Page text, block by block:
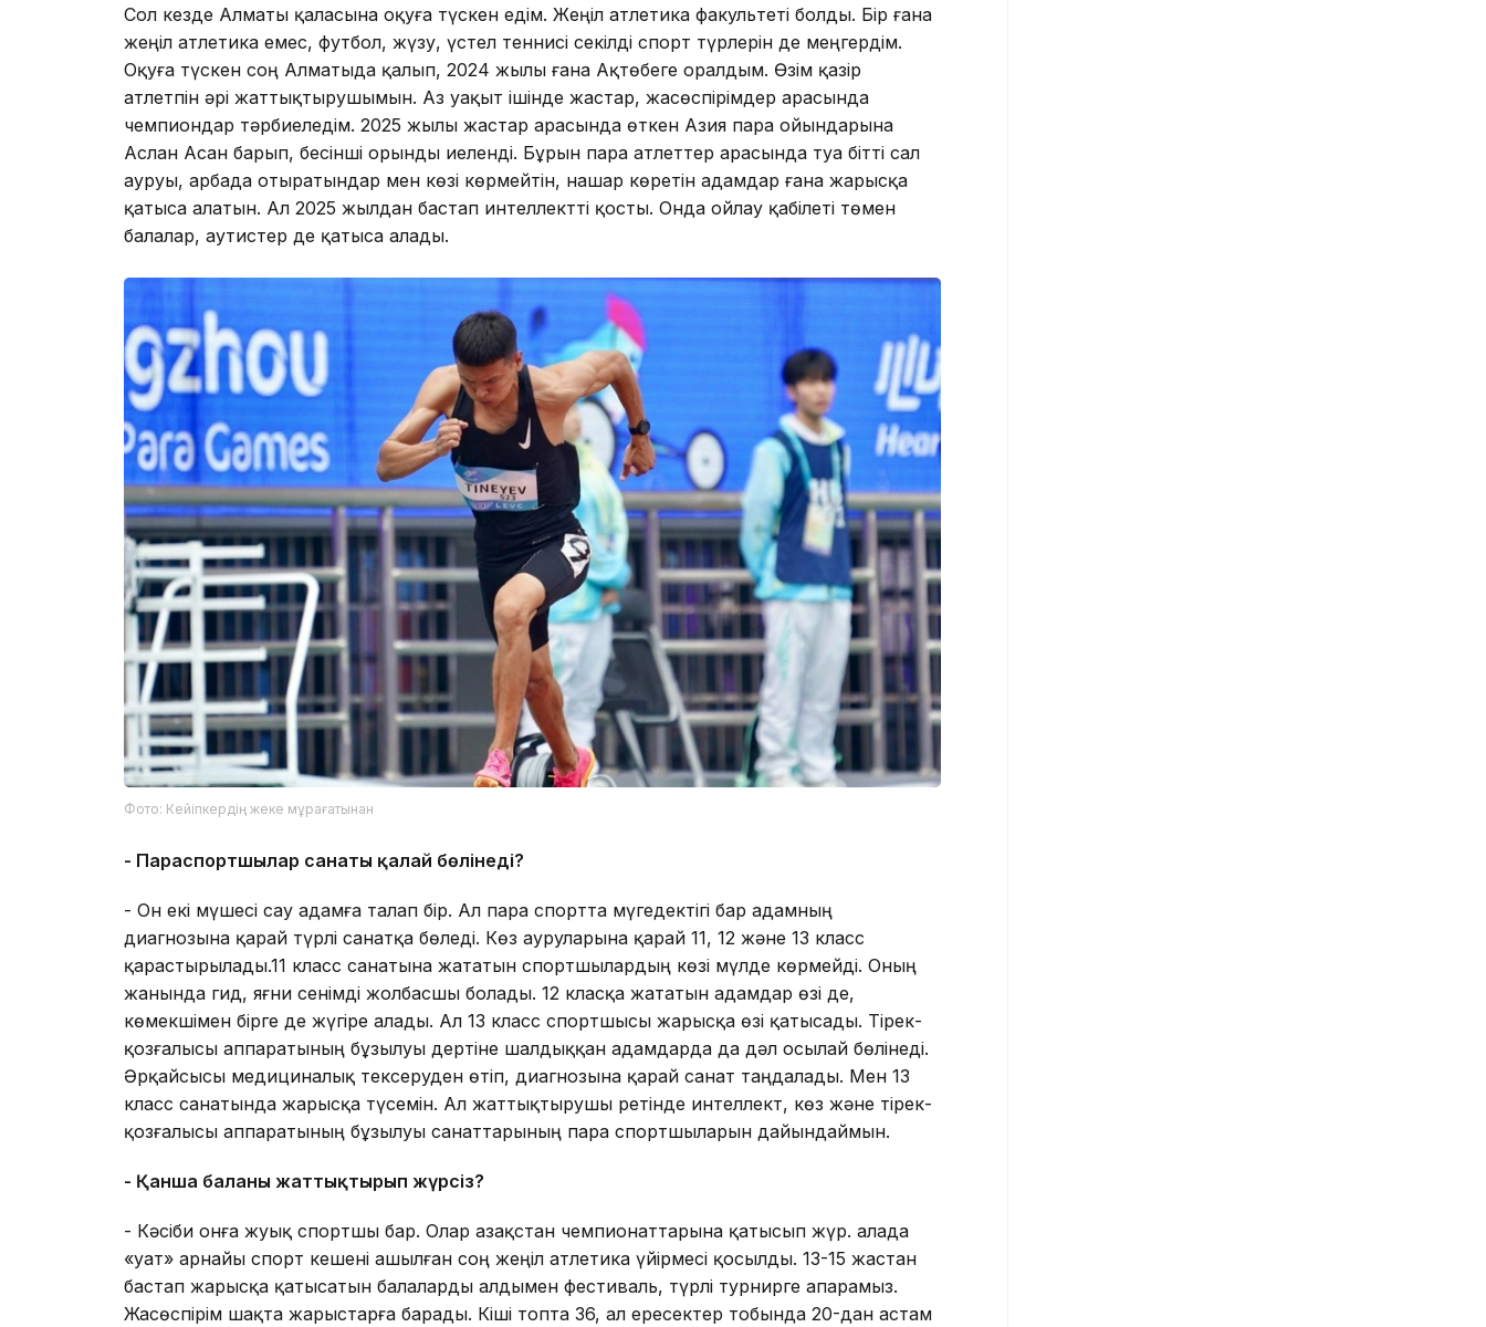
Сол кезде Алматы қаласына оқуға түскен едім. Жеңіл атлетика факультеті болды. Бір ғана
жеңіл атлетика емес, футбол, жүзу, үстел теннисі секілді спорт түрлерін де меңгердім.
Оқуға түскен соң Алматыда қалып, 2024 жылы ғана Ақтөбеге оралдым. Өзім қазір
атлетпін әрі жаттықтырушымын. Аз уақыт ішінде жастар, жасөспірімдер арасында
чемпиондар тәрбиеледім. 2025 жылы жастар арасында өткен Азия пара ойындарына
Аслан Асан барып, бесінші орынды иеленді. Бұрын пара атлеттер арасында туа бітті сал
ауруы, арбада отыратындар мен көзі көрмейтін, нашар көретін адамдар ғана жарысқа
қатыса алатын. Ал 2025 жылдан бастап интеллектті қосты. Онда ойлау қабілеті төмен
балалар, аутистер де қатыса алады.
Фото: Кейіпкердің жеке мұрағатынан
- Параспортшылар санаты қалай бөлінеді?
- Он екі мүшесі сау адамға талап бір. Ал пара спортта мүгедектігі бар адамның
диагнозына қарай түрлі санатқа бөледі. Көз ауруларына қарай 11, 12 және 13 класс
қарастырылады.11 класс санатына жататын спортшылардың көзі мүлде көрмейді. Оның
жанында гид, яғни сенімді жолбасшы болады. 12 класқа жататын адамдар өзі де,
көмекшімен бірге де жүгіре алады. Ал 13 класс спортшысы жарысқа өзі қатысады. Тірек-
қозғалысы аппаратының бұзылуы дертіне шалдыққан адамдарда да дәл осылай бөлінеді.
Әрқайсысы медициналық тексеруден өтіп, диагнозына қарай санат таңдалады. Мен 13
класс санатында жарысқа түсемін. Ал жаттықтырушы ретінде интеллект, көз және тірек-
қозғалысы аппаратының бұзылуы санаттарының пара спортшыларын дайындаймын.
- Қанша баланы жаттықтырып жүрсіз?
- Кәсіби онға жуық спортшы бар. Олар Қазақстан чемпионаттарына қатысып жүр. Қалада
«Қуат» арнайы спорт кешені ашылған соң жеңіл атлетика үйірмесі қосылды. 13-15 жастан
бастап жарысқа қатысатын балаларды алдымен фестиваль, түрлі турнирге апарамыз.
Жасөспірім шақта жарыстарға барады. Кіші топта 36, ал ересектер тобында 20-дан астам